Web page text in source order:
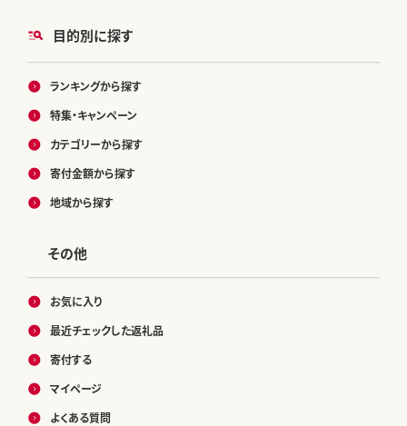
目的別に探す
ランキングから探す
特集・キャンペーン
カテゴリーから探す
寄付金額から探す
地域から探す
その他
お気に入り
最近チェックした返礼品
寄付する
マイページ
よくある質問